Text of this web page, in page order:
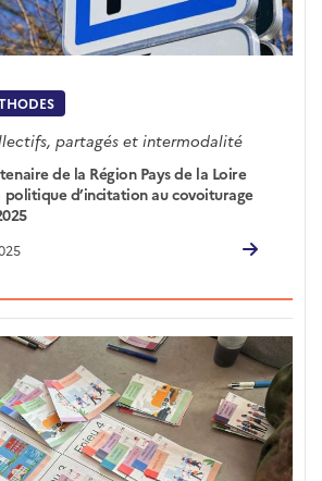
partagés et intermodalité
de la Région Pays de la Loire
politique d’incitation au covoiturage